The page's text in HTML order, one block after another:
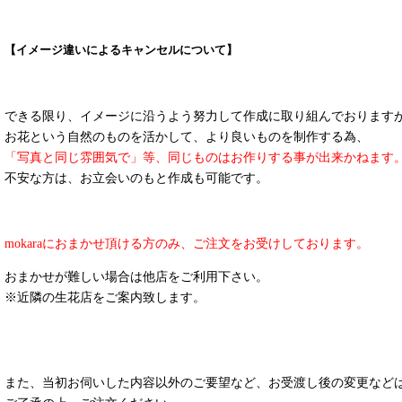
【イメージ違いによるキャンセルについて】
できる限り、イメージに沿うよう努力して作成に取り組んでおりますが
お花という自然のものを活かして、より良いものを制作する為、
「写真と同じ雰囲気で」等、同じものはお作りする事が出来かねます。
不安な方は、お立会いのもと作成も可能です。
mokaraにおまかせ頂ける方のみ、ご注文をお受けしております。
おまかせが難しい場合は他店をご利用下さい。
※近隣の生花店をご案内致します。
また、当初お伺いした内容以外のご要望など、お受渡し後の変更など